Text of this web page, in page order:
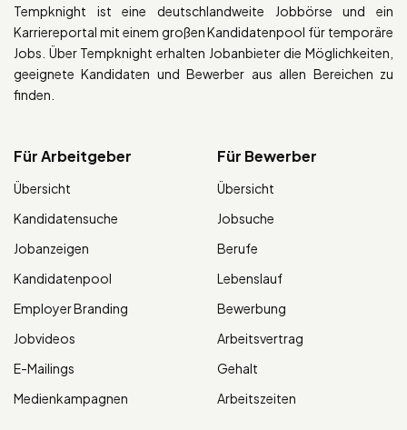
Tempknight ist eine deutschlandweite Jobbörse und ein
Karriereportal mit einem großen Kandidatenpool für temporäre
Jobs. Über Tempknight erhalten Jobanbieter die Möglichkeiten,
geeignete Kandidaten und Bewerber aus allen Bereichen zu
finden.
Für Arbeitgeber
Übersicht
Kandidatensuche
Jobanzeigen
Kandidatenpool
Employer Branding
Jobvideos
E-Mailings
Medienkampagnen
Für Bewerber
Übersicht
Jobsuche
Berufe
Lebenslauf
Bewerbung
Arbeitsvertrag
Gehalt
Arbeitszeiten